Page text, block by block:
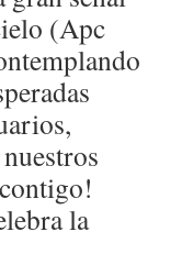
(Apc
la